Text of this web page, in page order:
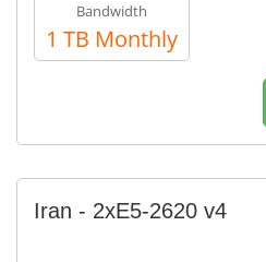
Bandwidth
1 TB Monthly
Iran - 2xE5-2620 v4